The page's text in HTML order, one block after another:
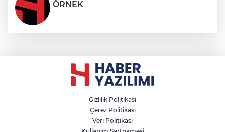
ÖRNEK
Gizlilik Politikası
Çerez Politikası
Veri Politikası